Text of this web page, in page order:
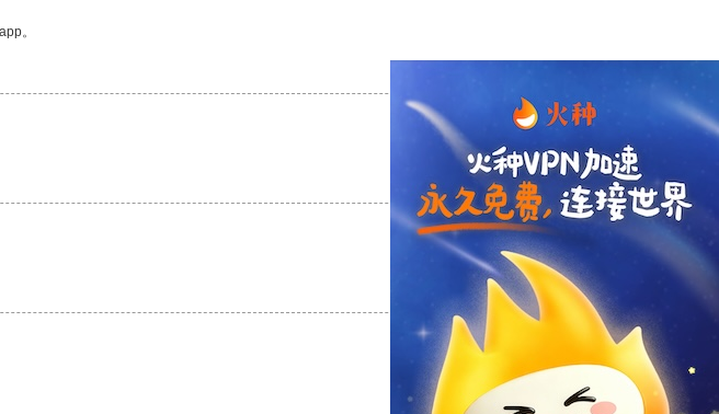
。
支持 [0] 反对 [0]
支持